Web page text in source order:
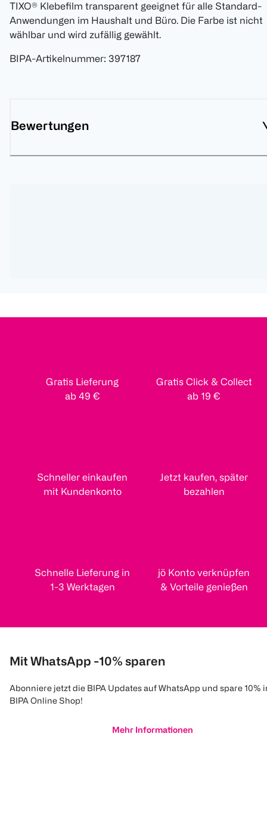
TIXO® Klebefilm transparent geeignet für alle Standard-
Anwendungen im Haushalt und Büro. Die Farbe ist nicht
wählbar und wird zufällig gewählt.
BIPA-Artikelnummer: 397187
Bewertungen
Gratis Lieferung
ab 49 €
Gratis Click & Collect
ab 19 €
Schneller einkaufen
mit Kundenkonto
Jetzt kaufen, später
bezahlen
Schnelle Lieferung in
1-3 Werktagen
jö Konto verknüpfen
& Vorteile genießen
Mit WhatsApp -10% sparen
Abonniere jetzt die BIPA Updates auf WhatsApp und spare 10%
BIPA Online Shop!
Mehr Informationen